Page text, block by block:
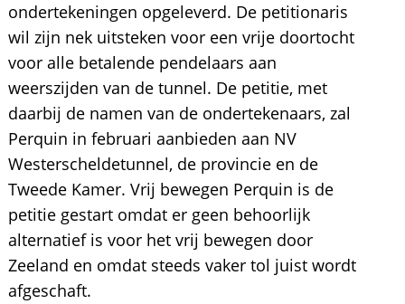
ondertekeningen opgeleverd. De petitionaris
wil zijn nek uitsteken voor een vrije doortocht
voor alle betalende pendelaars aan
weerszijden van de tunnel. De petitie, met
daarbij de namen van de ondertekenaars, zal
Perquin in februari aanbieden aan NV
Westerscheldetunnel, de provincie en de
Tweede Kamer. Vrij bewegen Perquin is de
petitie gestart omdat er geen behoorlijk
alternatief is voor het vrij bewegen door
Zeeland en omdat steeds vaker tol juist wordt
afgeschaft.